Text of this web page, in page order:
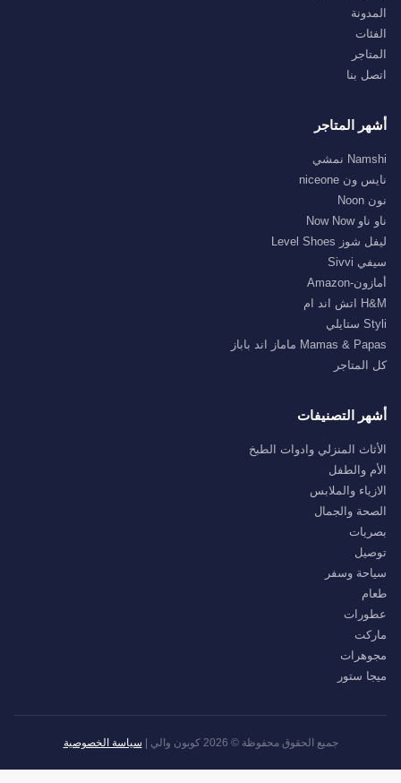
المدونة
الفئات
المتاجر
اتصل بنا
أشهر المتاجر
Namshi نمشي
نايس ون niceone
نون Noon
ناو ناو Now Now
ليفل شوز Level Shoes
سيفي Sivvi
أمازون-Amazon
H&M اتش اند ام
Styli ستايلي
Mamas & Papas ماماز اند باباز
كل المتاجر
أشهر التصنيفات
الأثاث المنزلي وادوات الطبخ
الأم والطفل
الازياء والملابس
الصحة والجمال
بصريات
توصيل
سياحة وسفر
طعام
عطورات
ماركت
مجوهرات
ميجا ستور
جميع الحقوق محفوظة © 2026 كوبون والي | سياسة الخصوصية